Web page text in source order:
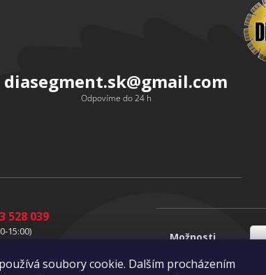
soubory cookie. Dalším procházením
diasegment.sk@gmail.com
Odpovíme do 24 h
528 039
15:00)
15:00)
Možnosti
dopravy